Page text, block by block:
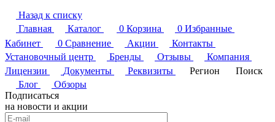
Назад к списку
Главная
Каталог 0 Корзина 0 Избранные
Кабинет
0 Сравнение Акции
Контакты
Установочный центр
Бренды Отзывы
Компания
Лицензии
Документы Реквизиты Регион
Поиск
Блог
Обзоры
Подписаться
на новости и акции